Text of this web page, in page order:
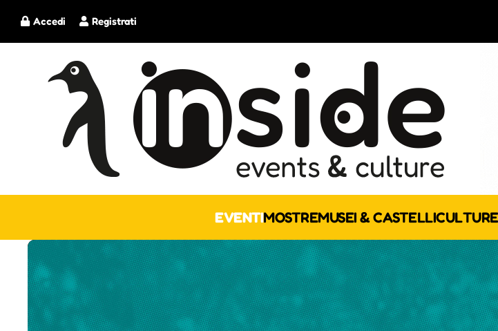
Registrati
Accedi
EVENTIMOSTREMUSEI & CASTELLICULTURE